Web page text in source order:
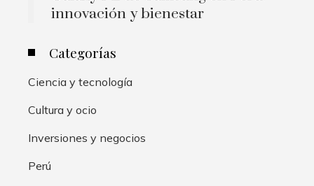
innovación y bienestar
Categorías
Ciencia y tecnología
Cultura y ocio
Inversiones y negocios
Perú